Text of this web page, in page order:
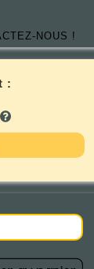
NOUS !
: